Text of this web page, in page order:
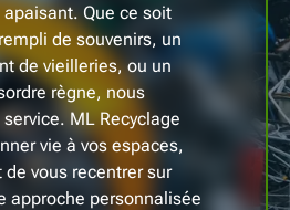
Que ce soit
de souvenirs, un
de vieilleries, ou un
règne, nous
ML Recyclage
vie à vos espaces,
vous recentrer sur
approche personnalisée